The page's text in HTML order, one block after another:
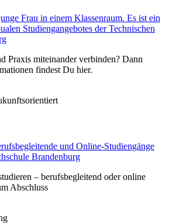
Praxis miteinander verbinden? Dann
findest Du hier.
– berufsbegleitend oder online
Abschluss